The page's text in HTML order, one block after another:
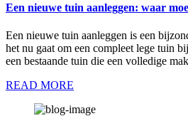
Een nieuwe tuin aanleggen: waar
Een nieuwe tuin aanleggen is een
het nu gaat om een compleet lege tuin
een bestaande tuin die een volledige
READ MORE